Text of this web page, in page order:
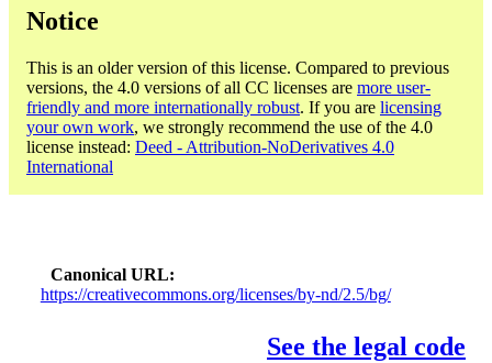
Notice
This is an older version of this license. Compared to previous
versions, the 4.0 versions of all CC licenses are more user-
friendly and more internationally robust. If you are licensing
your own work, we strongly recommend the use of the 4.0
license instead: Deed - Attribution-NoDerivatives 4.0
International
Canonical URL
https://creativecommons.org/licenses/by-nd/2.5/bg/
See the legal code